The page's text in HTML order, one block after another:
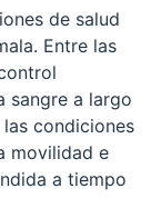
de salud
Entre las
sangre a largo
condiciones
movilidad e
a tiempo